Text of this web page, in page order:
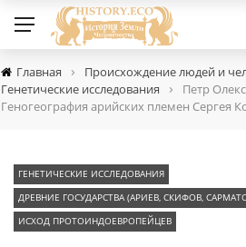
Главная › Происхождение людей и
Генетические исследования ›
Петр
Геногеография арийских племен Сергея
ГЕНЕТИЧЕСКИЕ ИССЛЕДОВАНИЯ
ДРЕВНИЕ ГОСУДАРСТВА (АРИЕВ, СКИФОВ,
ИСХОД ПРОТОИНДОЕВРОПЕЙЦЕВ